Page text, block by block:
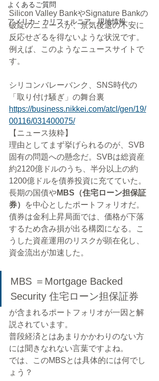
よくあるご質問
アメリカ・カリフォルニア 現地情報
Silicon Valley BankやSignature Bankの
破綻のニュースが、景気後退の不安に
反応せざるを得ないような状況です。
例えば、このようなニュースサイトで
す。
シリコンバレーバンク、SNS時代の
「取り付け騒ぎ」の舞台裏
https://business.nikkei.com/atcl/gen/19/
00116/031400075/
【ニュース抜粋】
理由としてまず挙げられるのが、SVB
固有の問題への懸念だ。SVBは総資産
約2120億ドルのうち、半分以上の約
1200億ドルを債券投資に充てていた。
長期の国債やMBS（住宅ローン担保証
券）
を中心としたポートフォリオだ。
債券は金利上昇局面では、価格が下落
するため含み損が出る構図になる。こ
うした資産運用のリスクが顕在化し、
資金流出が加速した。
MBS ＝Mortgage Backed
Security 住宅ローン担保証券
が含まれるポートフォリオが一因と解
説されています。
普段経済とはあまりかかわりのない方
には聞きなれない言葉ですよね。
では、このMBSとは具体的には何でし
ょう？